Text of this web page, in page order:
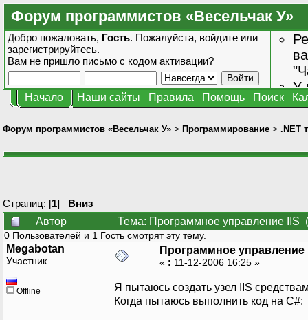
Форум программистов «Весельчак У»
Добро пожаловать, Гость. Пожалуйста, войдите или
зарегистрируйтесь.
Вам не пришло письмо с кодом активации?
У
Начало Наши сайты Правила Помощь Поиск
Форум программистов «Весельчак У» > Программирование > .NET
Страниц: [1] Вниз
Автор
Тема: Программное управление IIS
0 Пользователей и 1 Гость смотрят эту тему.
Megabotan
Участник
Offline
Программное управление
« : 11-12-2006 16:25 »
Я пытаюсь создать узел IIS
Когда пытаюсь выполнить код на C#: